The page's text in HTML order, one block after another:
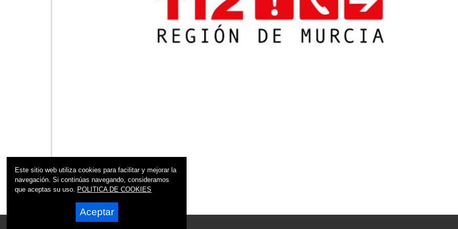
Este sitio web utiliza cookies para facilitar y mejorar la
navegación. Si continúas navegando, consideramos
que aceptas su uso. POLITICA DE COOKIES
Aceptar